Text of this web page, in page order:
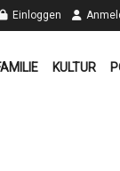
Einloggen
KULTUR